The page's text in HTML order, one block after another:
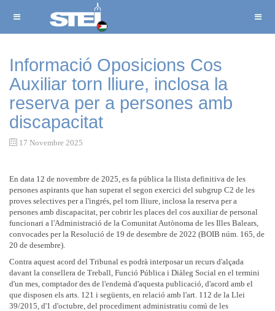
Informació Oposicions Cos
Auxiliar torn lliure, inclosa la
reserva per a persones amb
discapacitat
17 Novembre 2025
En data 12 de novembre de 2025, es fa pública la llista definitiva de les
persones aspirants que han superat el segon exercici del subgrup C2 de les
proves selectives per a l'ingrés, pel torn lliure, inclosa la reserva per a
persones amb discapacitat, per cobrir les places del cos auxiliar de personal
funcionari a l'Administració de la Comunitat Autònoma de les Illes Balears,
convocades per la Resolució de 19 de desembre de 2022 (BOIB núm. 165, de
20 de desembre).
Contra aquest acord del Tribunal es podrà interposar un recurs d'alçada
davant la consellera de Treball, Funció Pública i Diàleg Social en el termini
d'un mes, comptador des de l'endemà d'aquesta publicació, d'acord amb el
que disposen els arts. 121 i següents, en relació amb l'art. 112 de la Llei
39/2015, d'1 d'octubre, del procediment administratiu comú de les